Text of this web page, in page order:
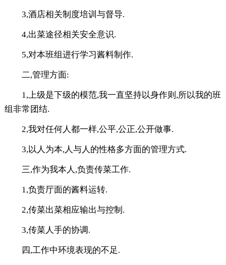
3,酒店相关制度培训与督导.
4,出菜途径相关安全意识.
5,对本班组进行学习酱料制作.
二,管理方面:
1,上级是下级的模范,我一直坚持以身作则,所以我的班
组非常团结.
2,我对任何人都一样,公平,公正,公开做事.
3,以人为本,人与人的性格多方面的管理方式.
三,作为我本人,负责传菜工作.
1,负责厅面的酱料运转.
2,传菜出菜相应输出与控制.
3,传菜人手的协调.
四,工作中环境表现的不足.